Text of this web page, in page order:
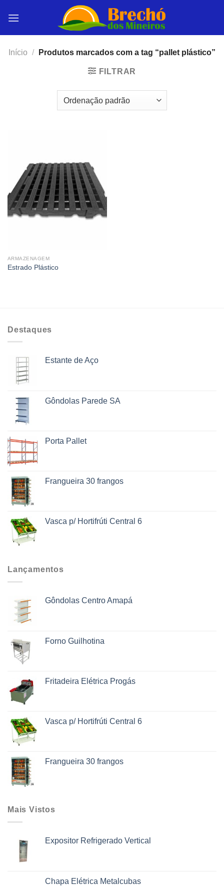
Início / Produtos marcados com a tag “pallet plástico”
FILTRAR
ARMAZENAGEM
Estrado Plástico
Destaques
Estante de Aço
Gôndolas Parede SA
Porta Pallet
Frangueira 30 frangos
Vasca p/ Hortifrúti Central 6
Lançamentos
Gôndolas Centro Amapá
Forno Guilhotina
Fritadeira Elétrica Progás
Vasca p/ Hortifrúti Central 6
Frangueira 30 frangos
Mais Vistos
Expositor Refrigerado Vertical
Chapa Elétrica Metalcubas